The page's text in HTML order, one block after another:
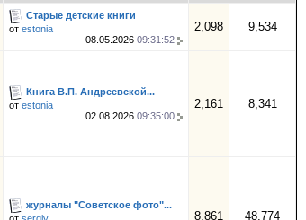
Cтарые детские книги
от estonia
08.05.2026 09:31:52
2,098 9,534
Книга В.П. Андреевской...
от estonia
02.08.2026 09:35:00
2,161 8,341
журналы "Советское фото"...
8,861 48,774